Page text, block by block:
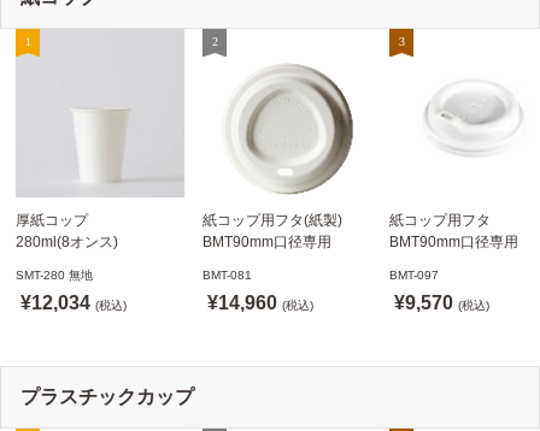
厚紙コップ
280ml(8オンス)
SMT-280 無地
※沖縄・離島 送料別途
SMT-280 無地
¥12,034 (税込)
紙コップ用フタ(紙製)
BMT90mm口径専用
ドリンキングリッド
※適合品番あり ※沖縄・
BMT-081
¥14,960 (税込)
紙コップ用フタ
BMT90mm口径専用
ノーストローフタ
※適合品番あり ※沖縄
BMT-097
¥9,570 (税込)
プラスチックカップ